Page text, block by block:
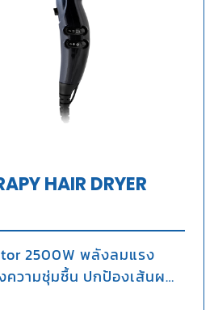
HAIR DRYER
2500W พลังลมแรง
ความชุ่มชื้น ปกป้องเส้นผม